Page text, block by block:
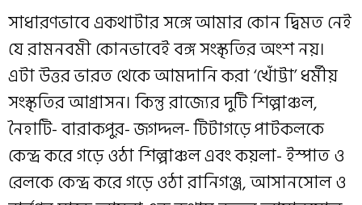
সাধারণভাবে একথাটার সঙ্গে আমার কোন দ্বিমত নেই
যে রামনবমী কোনভাবেই বঙ্গ সংস্কৃতির অংশ নয়।
এটা উত্তর ভারত থেকে আমদানি করা ‘খোঁট্টা’ ধর্মীয়
সংস্কৃতির আগ্রাসন। কিন্তু রাজ্যের দুটি শিল্পাঞ্চল,
নৈহাটি- বারাকপুর- জগদ্দল- টিটাগড়ে পাটকলকে
কেন্দ্র করে গড়ে ওঠা শিল্পাঞ্চল এবং কয়লা- ইস্পাত ও
রেলকে কেন্দ্র করে গড়ে ওঠা রানিগঞ্জ, আসানসোল ও